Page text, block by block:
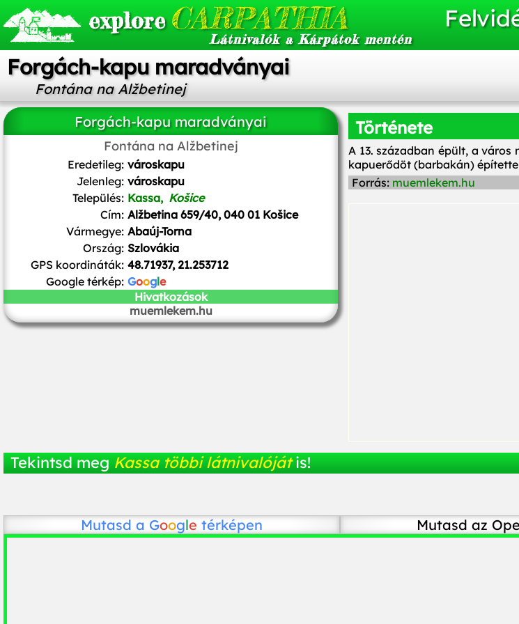
exploreCARPATHIA
Látnivalók a Kárpátok mentén
Forgách-kapu maradványai
Fontána na Alžbetinej
Forgách-kapu maradványai
Fontána na Alžbetinej
Eredetileg: városkapu
Jelenleg: városkapu
Település: Kassa, Košice
Cím: Alžbetina 659/40, 040 01 Košice
Vármegye: Abaúj-Torna
Ország: Szlovákia
GPS koordináták: 48.71937, 21.253712
Google térkép: Google
Hivatkozások
muemlekem.hu
Története
A 13. században épült, a
kapuerődöt (barbakán)
Forrás: muemlekem.hu
Tekintsd meg Kassa többi látnivalóját is!
Mutasd a Google térképen Mutasd az